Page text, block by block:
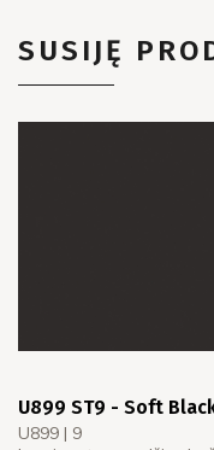
SUSIJĘ
U899 ST9 - Soft
U899 | 9